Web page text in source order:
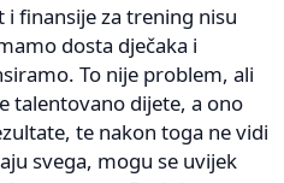
finansije za trening nisu
dosta dječaka i
To nije problem, ali
talentovano dijete, a ono
te nakon toga ne vidi
svega, mogu se uvijek